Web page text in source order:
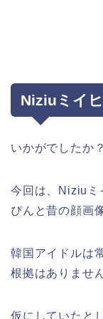
Niziuミイ
いかがでしたか？
今回は、Niziuミ
ぴんと昔の顔画
韓国アイドルは
根拠はありませ
仮にしていたと